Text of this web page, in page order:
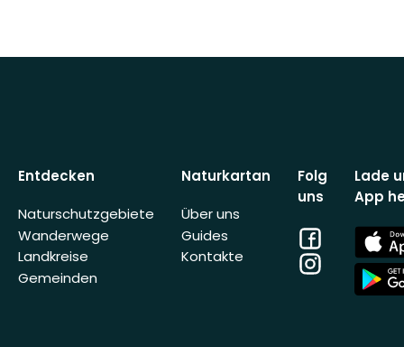
Entdecken
Naturschutzgebiete
Wanderwege
Landkreise
Gemeinden
Naturkartan
Über uns
Guides
Kontakte
Folg
uns
Facebook
Instagram
Lade
App
App
Store
App
Store